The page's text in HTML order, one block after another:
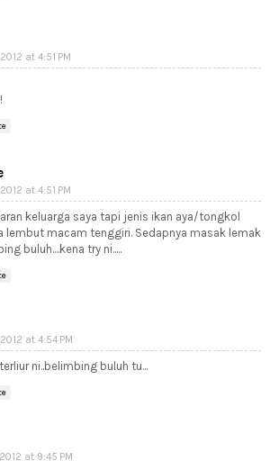
at 4:51 PM
at 4:51 PM
keluarga saya tapi jenis ikan aya/tongkol
lembut macam tenggiri. Sedapnya masak lemak
buluh....kena try ni.....
at 4:54 PM
ni..belimbing buluh tu...
at 9:45 PM